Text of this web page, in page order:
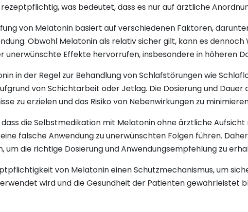
was bedeutet, dass es nur auf ärztliche
von Melatonin basiert auf verschiedenen Faktoren,
Obwohl Melatonin als relativ sicher gilt, kann es
unerwünschte Effekte hervorrufen, insbesondere in höheren
in der Regel zur Behandlung von Schlafstörungen wie
von Schichtarbeit oder Jetlag. Die Dosierung und Dauer
zu erzielen und das Risiko von Nebenwirkungen zu
die Selbstmedikation mit Melatonin ohne ärztliche
falsche Anwendung zu unerwünschten Folgen führen.
um die richtige Dosierung und Anwendungsempfehlung zu
von Melatonin einen Schutzmechanismus, um
wird und die Gesundheit der Patienten gewährleistet